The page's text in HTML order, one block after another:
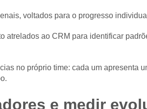
voltados para o progresso
atrelados ao CRM para identificar
no próprio time: cada um apresenta
e medir